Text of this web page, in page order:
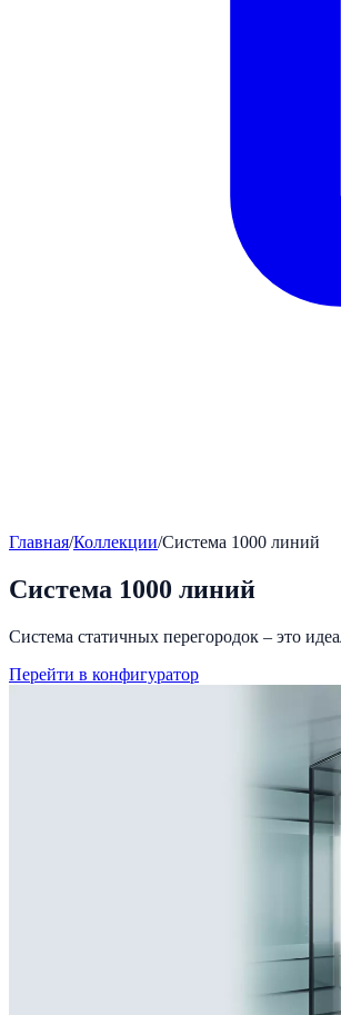
Главная/Коллекции/Система 1000 линий
Система 1000 линий
Система статичных перегородок – это
Перейти в конфигуратор